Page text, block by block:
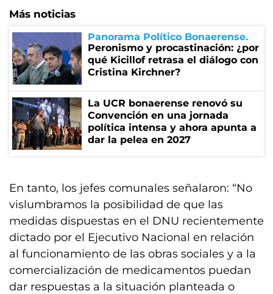
Más noticias
Panorama Político Bonaerense
Peronismo y procastinación: ¿por
qué Kicillof retrasa el diálogo con
Cristina Kirchner?
La UCR bonaerense renovó su
Convención en una jornada
política intensa y ahora apunta a
dar la pelea en 2027
En tanto, los jefes comunales señalaron: “No
vislumbramos la posibilidad de que las
medidas dispuestas en el DNU recientemente
dictado por el Ejecutivo Nacional en relación
al funcionamiento de las obras sociales y a la
comercialización de medicamentos puedan
dar respuestas a la situación planteada o